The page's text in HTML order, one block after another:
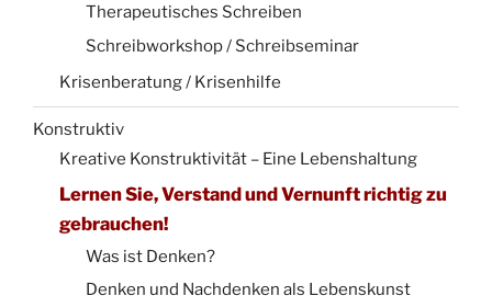
Therapeutisches Schreiben
Schreibworkshop / Schreibseminar
Krisenberatung / Krisenhilfe
Konstruktiv
Kreative Konstruktivität – Eine Lebenshaltung
Lernen Sie, Verstand und Vernunft richtig zu
gebrauchen!
Was ist Denken?
Denken und Nachdenken als Lebenskunst